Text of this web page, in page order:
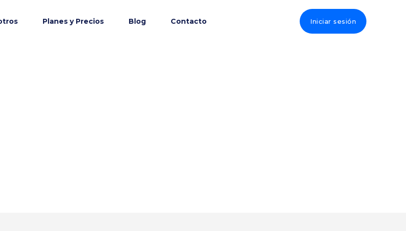
Planes y Precios Blog Contacto Iniciar sesión